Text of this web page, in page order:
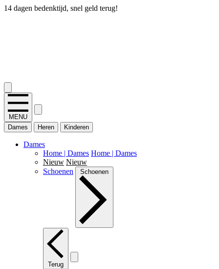
14 dagen bedenktijd, snel geld terug!
MENU
Dames
Heren Kinderen
Dames
Home | Dames Home | Dames
Nieuw Nieuw
Schoenen
Schoenen
Terug